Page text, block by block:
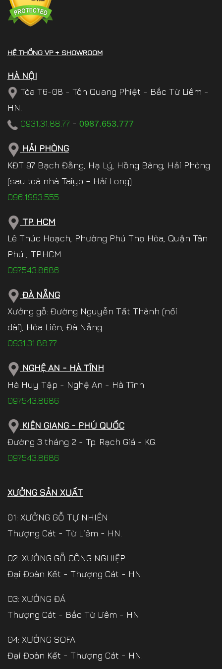
HỆ THỐNG VP + SHOWROOM
HÀ NỘI
Tòa T6-08 - Tôn Quang Phiệt - Bắc Từ Liêm -
HN.
0931.31.88.77 - 0987.653.777
HẢI PHÒNG
KĐT 97 Bạch Đằng, Hạ Lý, Hồng Bàng, Hải Phòng
(sau toà nhà Taiyo – Hải Long)
096.1993.555
TP. HCM
Lê Thúc Hoạch, Phường Phú Thọ Hòa, Quận Tân
Phú , TP.HCM
097.543.8686
ĐÀ NẴNG
Xưởng gỗ: Đường Nguyễn Tất Thành (nối
dài), Hòa Liên, Đà Nẵng.
0931.31.88.77
NGHỆ AN - HÀ TĨNH
Hà Huy Tập - Nghệ An - Hà Tĩnh
097.543.8686
KIÊN GIANG - PHÚ QUỐC
Đường 3 tháng 2 - Tp. Rạch Giá - KG.
097.543.8686
XƯỞNG SẢN XUẤT
01: XƯỞNG GỖ TỰ NHIÊN
Thượng Cát - Từ Liêm - HN.
02: XƯỞNG GỖ CÔNG NGHIỆP
Đại Đoàn Kết - Thượng Cát - HN.
03: XƯỞNG ĐÁ
Thượng Cát - Bắc Từ Liêm - HN.
04: XƯỞNG SOFA
Đại Đoàn Kết - Thượng Cát - HN.